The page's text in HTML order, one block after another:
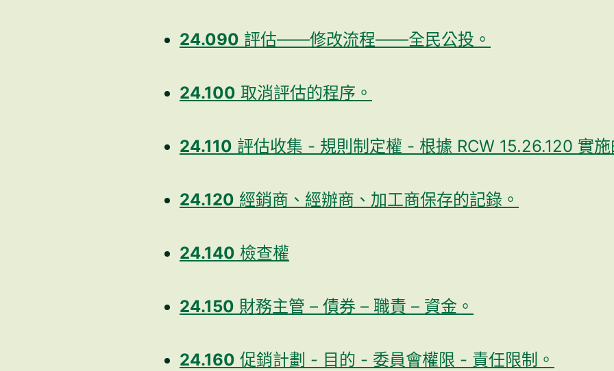
24.090 評估——修改流程——全民公投。
24.100 取消評估的程序。
24.110 評估收集 - 規則制定權 - 根據 RCW 15.26.120 實施
24.120 經銷商、經辦商、加工商保存的記錄。
24.140 檢查權
24.150 財務主管 – 債券 – 職責 – 資金。
24.160 促銷計劃 - 目的 - 委員會權限 - 責任限制。